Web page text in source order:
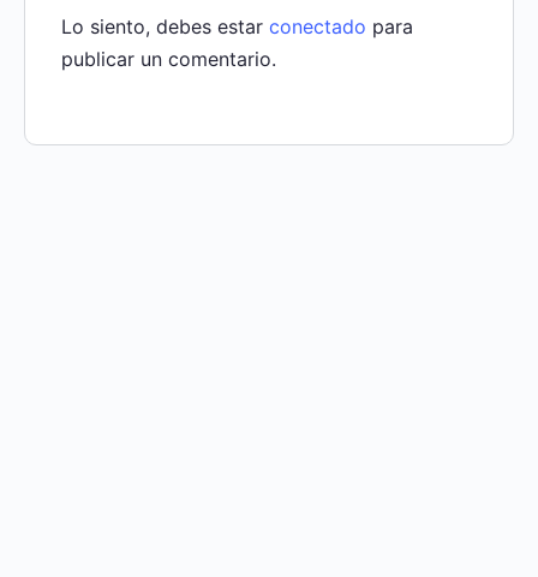
Lo siento, debes estar conectado para
publicar un comentario.